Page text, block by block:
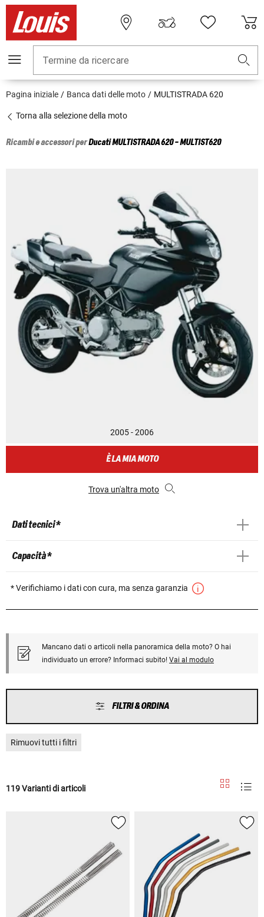
Termine da ricercare
Pagina iniziale Banca dati delle moto MULTISTRADA 620
Torna alla selezione della moto
Ricambi e accessori perDucatiMULTISTRADA 620 - MULTIST620
2005 - 2006
È LA MIA MOTO
Trova un'altra moto
Dati tecnici *
Capacità *
* Verifichiamo i dati con cura, ma senza garanzia
Mancano dati o articoli nella panoramica della moto? O hai
individuato un errore? Informaci subito! Vai al modulo
FILTRI & ORDINA
Rimuovi tutti i filtri
119 Varianti di articoli